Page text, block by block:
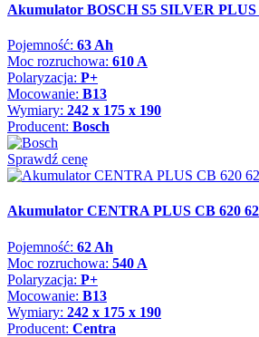
Akumulator BOSCH S5 SILVER PLUS
Pojemność: 63 Ah
Moc rozruchowa: 610 A
Polaryzacja: P+
Mocowanie: B13
Wymiary: 242 x 175 x 190
Producent: Bosch
Sprawdź cenę
Akumulator CENTRA PLUS CB 620
Pojemność: 62 Ah
Moc rozruchowa: 540 A
Polaryzacja: P+
Mocowanie: B13
Wymiary: 242 x 175 x 190
Producent: Centra